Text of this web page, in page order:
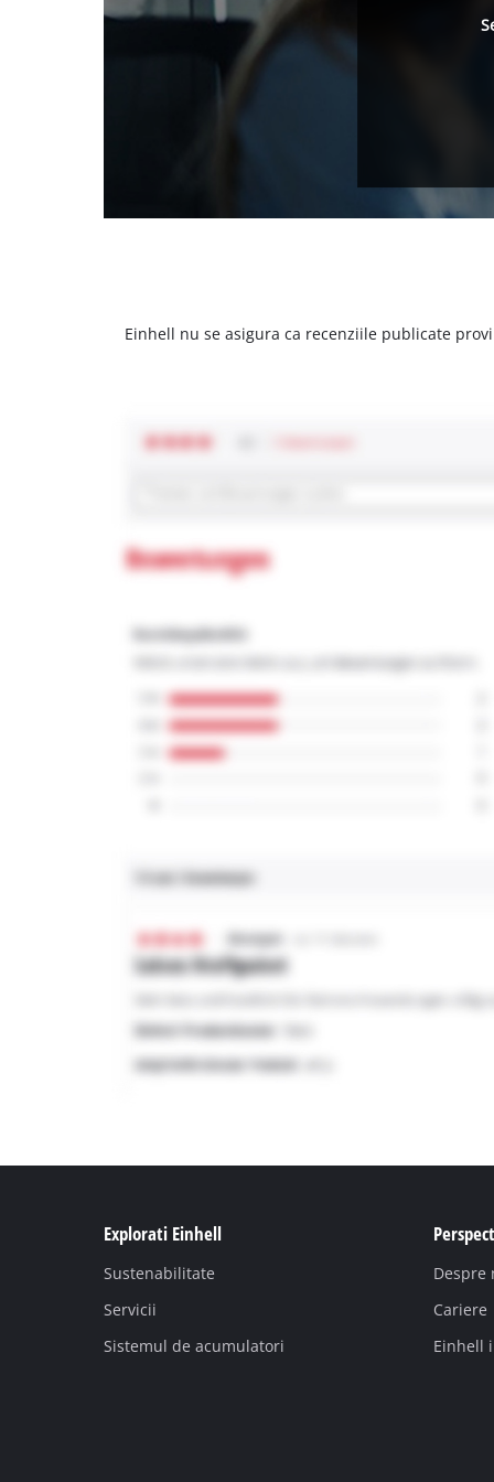
Einhell nu se asigura ca recenziile publicate
Explorati Einhell
Sustenabilitate
Servicii
Sistemul de acumulatori
Despre
Cariere
Einhell